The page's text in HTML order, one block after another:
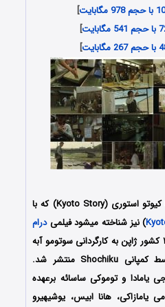
]
]
]
فیلم سینمایی داستان کیوتو یا کیوتو استوری (Kyoto Story) که با
) نیز شناخته میشود فیلمیدرام
محصول سال ۲۰۲۰ کشور ژاپن به کارگردانی سوتومو آبه
و یوجی یامادا است که توسط کمپانی Shochiku منتشر شد.
یامادا و توموکی ساسائه برعهده
یامازاکی، هانا ابیس، یوشیهیرو